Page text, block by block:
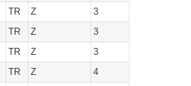
TR Z 3
TR Z 3
TR Z 3
TR Z 4